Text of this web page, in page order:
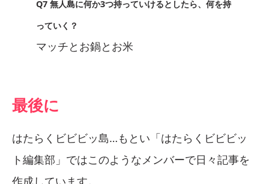
Q7 無人島に何か3つ持っていけるとしたら、何を持
っていく？
マッチとお鍋とお米
最後に
はたらくビビビッ島…もとい「はたらくビビビッ
ト編集部」ではこのようなメンバーで日々記事を
作成しています。